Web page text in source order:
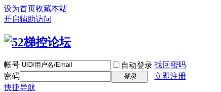
设为首页收藏本站
开启辅助访问
帐号 自动登录 找回密码
密码
登录
立即注册
快捷导航